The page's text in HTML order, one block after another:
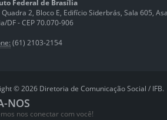
Federal de Brasília
Quadra 2, Bloco E, Edifício Siderbrás, Sala 605,
DF - CEP 70.070-906
(61) 2103-2154
© 2026 Diretoria de Comunicação Social / IFB.
NOS
nos conectar com você!